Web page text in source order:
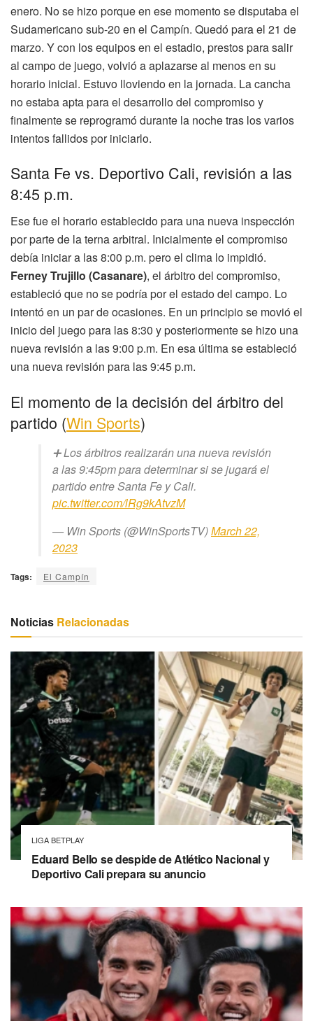
enero. No se hizo porque en ese momento se disputaba el
Sudamericano sub-20 en el Campín. Quedó para el 21 de
marzo. Y con los equipos en el estadio, prestos para salir
al campo de juego, volvió a aplazarse al menos en su
horario inicial. Estuvo lloviendo en la jornada. La cancha
no estaba apta para el desarrollo del compromiso y
finalmente se reprogramó durante la noche tras los varios
intentos fallidos por iniciarlo.
Santa Fe vs. Deportivo Cali, revisión a las
8:45 p.m.
Ese fue el horario establecido para una nueva inspección
por parte de la terna arbitral. Inicialmente el compromiso
debía iniciar a las 8:00 p.m. pero el clima lo impidió.
Ferney Trujillo (Casanare), el árbitro del compromiso,
estableció que no se podría por el estado del campo. Lo
intentó en un par de ocasiones. En un principio se movió el
inicio del juego para las 8:30 y posteriormente se hizo una
nueva revisión a las 9:00 p.m. En esa última se estableció
una nueva revisión para las 9:45 p.m.
El momento de la decisión del árbitro del
partido (Win Sports)
➕ Los árbitros realizarán una nueva revisión
a las 9:45pm para determinar si se jugará el
partido entre Santa Fe y Cali.
pic.twitter.com/lRg9kAtvzM
— Win Sports (@WinSportsTV)March 22,
2023
Tags: El Campín
Noticias Relacionadas
LIGA BETPLAY
Eduard Bello se despide de Atlético Nacional y
Deportivo Cali prepara su anuncio